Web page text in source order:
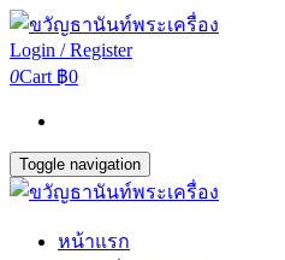
Login / Register
0Cart ฿0
Toggle navigation
หน้าแรก